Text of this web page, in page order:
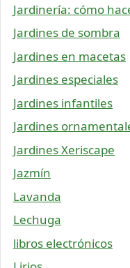
Jardinería: cómo
Jardines de sombra
Jardines en macetas
Jardines especiales
Jardines infantiles
Jardines
Jardines Xeriscape
Jazmín
Lavanda
Lechuga
libros electrónicos